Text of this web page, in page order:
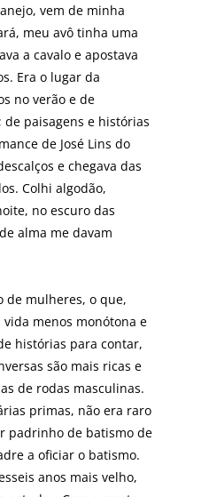
vem de minha
meu avô tinha uma
a cavalo e apostava
Era o lugar da
no verão e de
paisagens e histórias
de José Lins do
e chegava das
Colhi algodão,
no escuro das
alma me davam
de mulheres, o que,
menos monótona e
histórias para contar,
são mais ricas e
de rodas masculinas.
primas, não era raro
padrinho de batismo de
a oficiar o batismo.
anos mais velho,